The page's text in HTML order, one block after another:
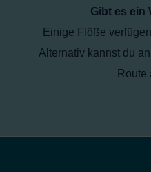
Gibt es ein
Einige Flöße
Alternativ kannst du
Route